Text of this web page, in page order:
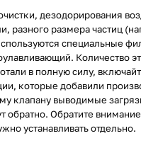
дезодорирования
разного размера частиц
специальные
Количество
в полную силу,
которые добавили
клапану выводимые
обратно. Обратите
устанавливать отдельно.